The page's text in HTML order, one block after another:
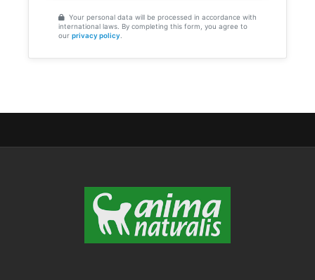
Your personal data will be processed in accordance with
international laws. By completing this form, you agree to
our privacy policy.